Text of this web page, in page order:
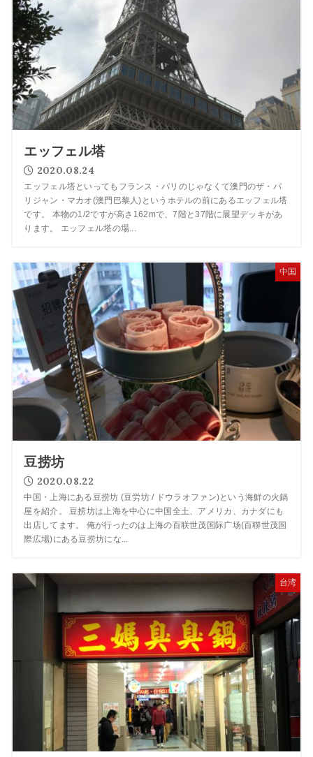
エッフェル塔
2020.08.24
エッフェル塔といってもフランス・パリのじゃなくて澳門のザ・パ
リジャン・マカオ(澳門巴黎人)というホテルの前にあるエッフェル塔
です。 本物の1/2ですが高さ162mで、7階と37階に展望デッキがあ
ります。 エッフェル塔の場...
中国
豆捞坊
2020.08.22
中国・上海にある豆捞坊 (豆労坊 / ドウラオファン)という海鮮の火鍋
屋を紹介。 豆捞坊は上海を中心に中国全土、アメリカ、カナダにも
出店してます。 俺が行ったのは上海の百联世茂国际广场(百聯世茂国
際広場)にある豆捞坊にな...
台湾